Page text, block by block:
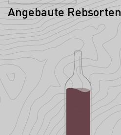
Angebaute Rebsorten